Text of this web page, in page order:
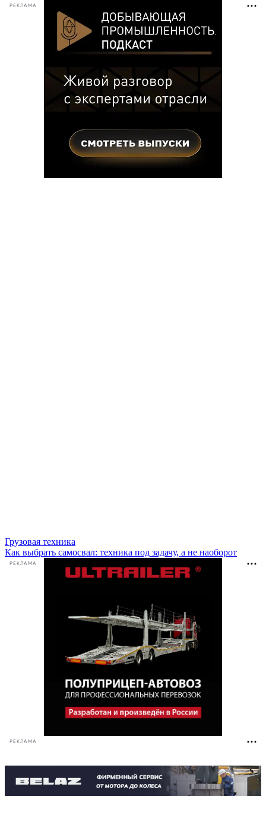
РЕКЛАМА
Грузовая техника
Как выбрать самосвал: техника под задачу, а не наоборот
РЕКЛАМА
РЕКЛАМА